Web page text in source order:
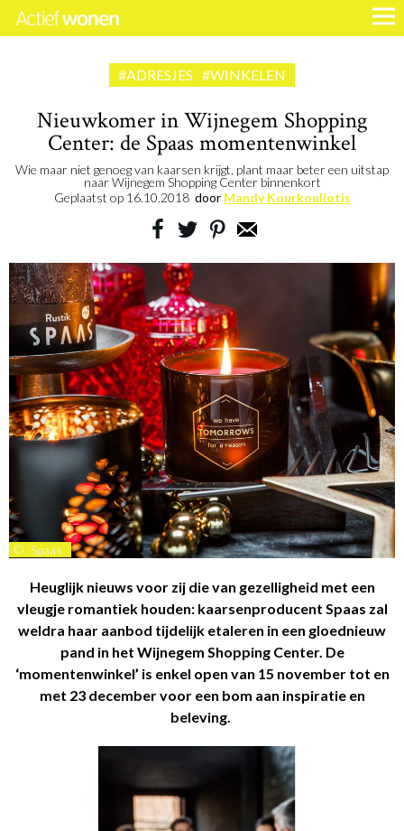
#ADRESJES #WINKELEN
Nieuwkomer in Wijnegem Shopping
Center: de Spaas momentenwinkel
Wie maar niet genoeg van kaarsen krijgt, plant maar beter een uitstap
naar Wijnegem Shopping Center binnenkort
Geplaatst op 16.10.2018 door Mandy Kourkouliotis
© Spaas
Heuglijk nieuws voor zij die van gezelligheid met een
vleugje romantiek houden: kaarsenproducent Spaas zal
weldra haar aanbod tijdelijk etaleren in een gloednieuw
pand in het Wijnegem Shopping Center. De
‘momentenwinkel’ is enkel open van 15 november tot en
met 23 december voor een bom aan inspiratie en
beleving.